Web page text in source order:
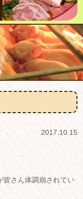
2017.10.15
皆さん体調崩されてい